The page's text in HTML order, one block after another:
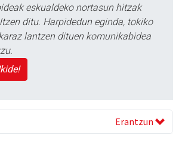
eskualdeko nortasun hitzak
ditu. Harpidedun eginda, tokiko
lantzen dituen komunikabidea
Erantzun